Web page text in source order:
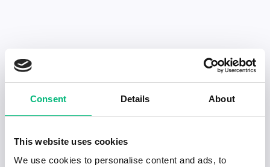
Consent Details About
This website uses cookies
We use cookies to personalise content and ads, to
Senaste publiceringarna i Jobbnytt
Visa fler artiklar